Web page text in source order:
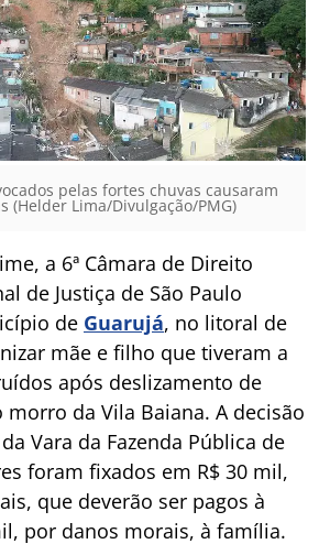
pelas fortes chuvas causaram
(Helder Lima/Divulgação/PMG)
a 6ª Câmara de Direito
de Justiça de São Paulo
de Guarujá, no litoral de
mãe e filho que tiveram a
após deslizamento de
da Vila Baiana. A decisão
Vara da Fazenda Pública de
foram fixados em R$ 30 mil,
que deverão ser pagos à
por danos morais, à família.